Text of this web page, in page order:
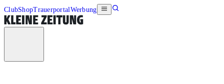
ClubShopTrauerportalWerbung